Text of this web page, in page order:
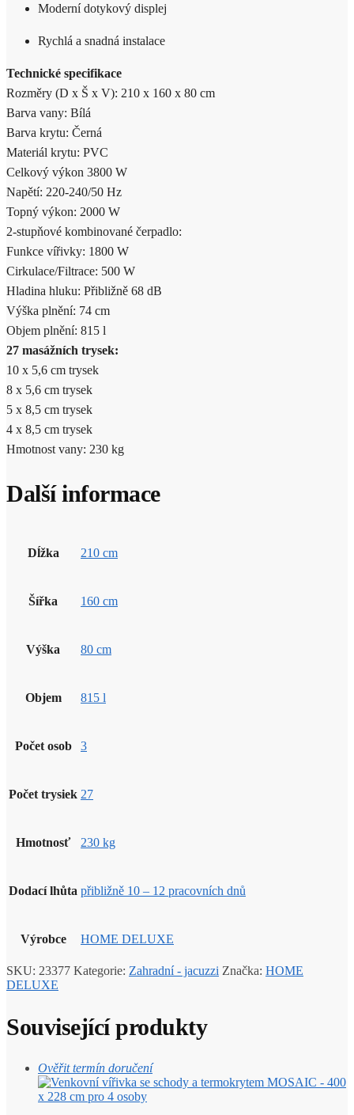
Moderní dotykový displej
Rychlá a snadná instalace
Technické specifikace
Rozměry (D x Š x V): 210 x 160 x 80 cm
Barva vany: Bílá
Barva krytu: Černá
Materiál krytu: PVC
Celkový výkon 3800 W
Napětí: 220-240/50 Hz
Topný výkon: 2000 W
2-stupňové kombinované čerpadlo:
Funkce vířivky: 1800 W
Cirkulace/Filtrace: 500 W
Hladina hluku: Přibližně 68 dB
Výška plnění: 74 cm
Objem plnění: 815 l
27 masážních trysek:
10 x 5,6 cm trysek
8 x 5,6 cm trysek
5 x 8,5 cm trysek
4 x 8,5 cm trysek
Hmotnost vany: 230 kg
Další informace
Dĺžka 210 cm
Šířka 160 cm
Výška 80 cm
Objem 815 l
Počet osob 3
Počet trysiek 27
Hmotnosť 230 kg
Dodací lhůta přibližně 10 – 12 pracovních dnů
Výrobce HOME DELUXE
SKU: 23377 Kategorie: Zahradní - jacuzzi Značka: HOME
DELUXE
Související produkty
Ověřit termín doručení